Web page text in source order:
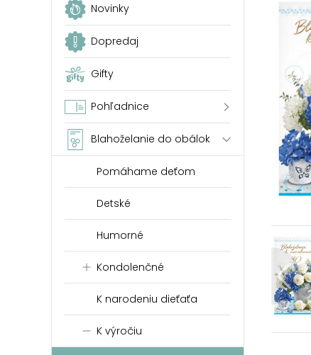
Novinky
Dopredaj
Gifty
Pohľadnice
Blahoželanie do obálok
Pomáhame deťom
Detské
Humorné
Kondolenčné
K narodeniu dieťaťa
K výročiu